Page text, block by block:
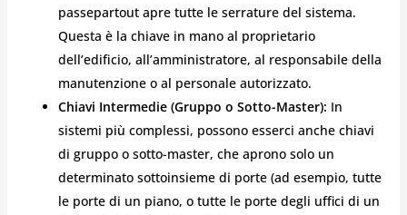
passepartout apre tutte le serrature del sistema.
Questa è la chiave in mano al proprietario
dell’edificio, all’amministratore, al responsabile della
manutenzione o al personale autorizzato.
Chiavi Intermedie (Gruppo o Sotto-Master): In
sistemi più complessi, possono esserci anche chiavi
di gruppo o sotto-master, che aprono solo un
determinato sottoinsieme di porte (ad esempio, tutte
le porte di un piano, o tutte le porte degli uffici di un